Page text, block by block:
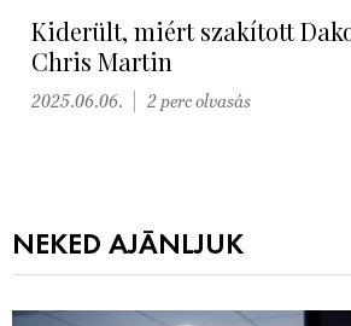
Kiderült, miért szakított
Chris Martin
2025.06.06. 2 perc olvasás
NEKED AJÁNLJUK